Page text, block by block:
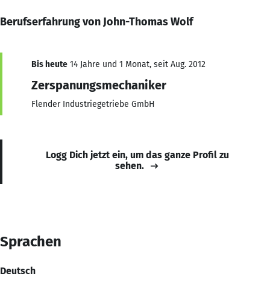
Berufserfahrung von John-Thomas Wolf
Bis heute 14 Jahre und 1 Monat, seit Aug. 2012
Zerspanungsmechaniker
Flender Industriegetriebe GmbH
Logg Dich jetzt ein, um das ganze Profil zu
sehen.
Sprachen
Deutsch